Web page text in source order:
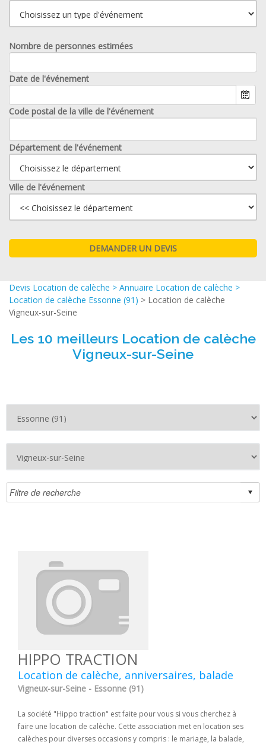
Nombre de personnes estimées
Date de l'événement
Code postal de la ville de l'événement
Département de l'événement
Ville de l'événement
Devis Location de calèche > Annuaire Location de calèche >
Location de calèche Essonne (91) > Location de calèche
Vigneux-sur-Seine
Les 10 meilleurs Location de calèche
Vigneux-sur-Seine
HIPPO TRACTION
Location de calèche, anniversaires, balade
Vigneux-sur-Seine - Essonne (91)
La société "Hippo traction" est faite pour vous si vous cherchez à
faire une location de calèche. Cette association met en location ses
calèches pour diverses occasions y compris : le mariage, la balade,